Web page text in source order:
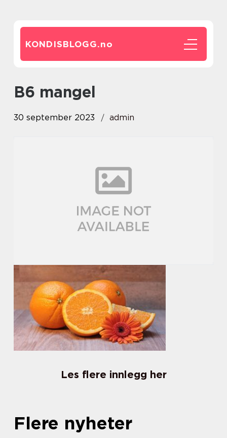
KONDISBLOGG.no
b6 mangel
30 september 2023 admin
Les flere innlegg her
Flere nyheter